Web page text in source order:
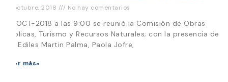
31 octubre, 2018 No hay comentarios
31-OCT-2018 a las 9:00 se reunió la Comisión de Obras
Publicas, Turismo y Recursos Naturales; con la presencia de
los Ediles Martin Palma, Paola Jofre,
Leer más»